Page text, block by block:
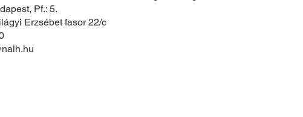
Pf.: 5.
Erzsébet fasor 22/c